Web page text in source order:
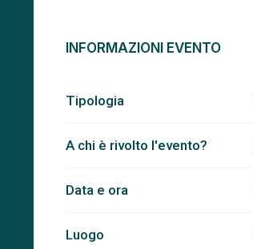
INFORMAZIONI EVENTO
Tipologia
A chi è rivolto l'evento?
Data e ora
Luogo